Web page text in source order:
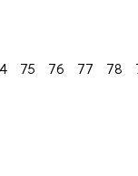
75 76 77 78